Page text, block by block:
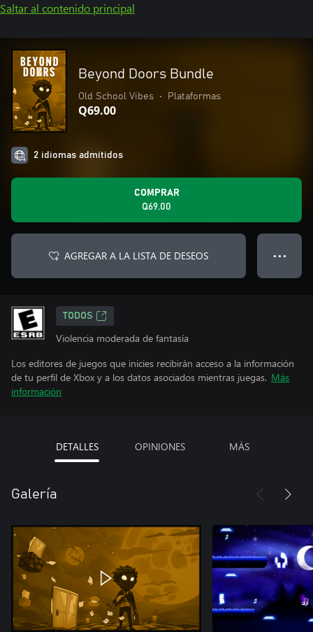
Saltar al contenido principal
Beyond Doors Bundle
Old School Vibes • Plataformas
Q69.00
2 idiomas admitidos
COMPRAR
Q69.00
AGREGAR A LA LISTA DE DESEOS ● ● ●
TODOS
Violencia moderada de fantasía
Los editores de juegos que inicies recibirán acceso a la información
de tu perfil de Xbox y a los datos asociados mientras juegas. Más
información
DETALLES OPINIONES MÁS
Galería